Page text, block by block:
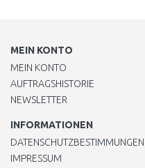
MEIN KONTO
MEIN KONTO
AUFTRAGSHISTORIE
NEWSLETTER
INFORMATIONEN
DATENSCHUTZBESTIMMUNGEN
IMPRESSUM